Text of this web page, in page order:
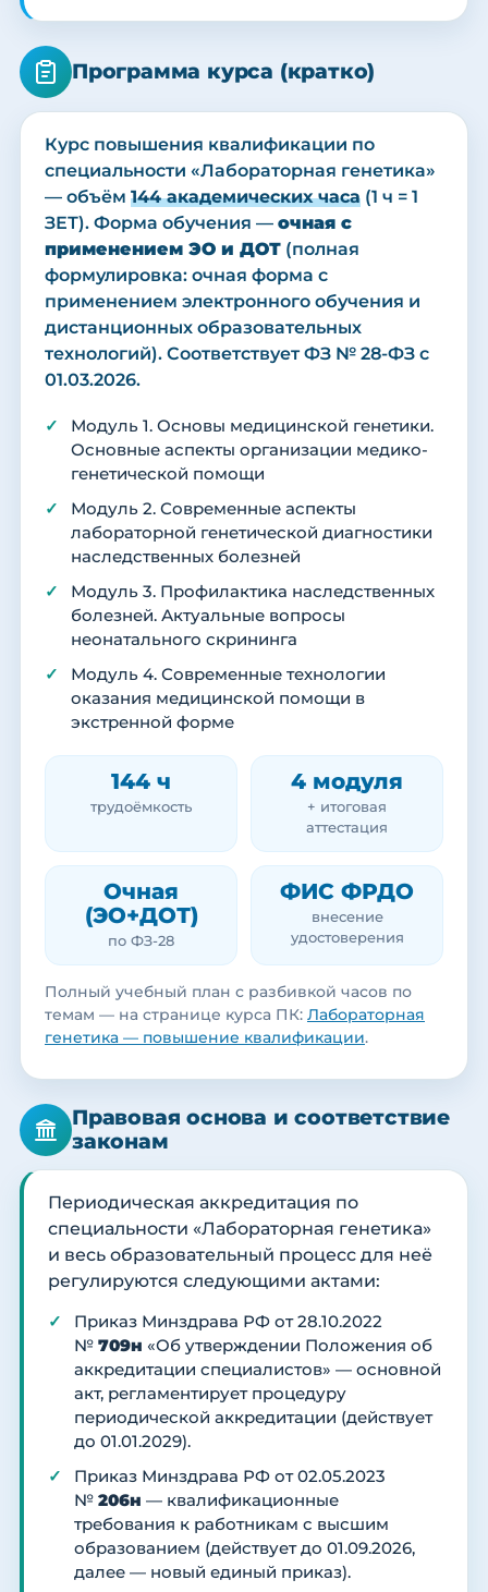
Программа курса (кратко)
Курс повышения квалификации по
специальности «Лабораторная генетика»
— объём 144 академических часа (1 ч = 1
ЗЕТ). Форма обучения — очная с
применением ЭО и ДОТ (полная
формулировка: очная форма с
применением электронного обучения и
дистанционных образовательных
технологий). Соответствует ФЗ № 28-ФЗ с
01.03.2026.
Модуль 1. Основы медицинской генетики.
Основные аспекты организации медико-
генетической помощи
Модуль 2. Современные аспекты
лабораторной генетической диагностики
наследственных болезней
Модуль 3. Профилактика наследственных
болезней. Актуальные вопросы
неонатального скрининга
Модуль 4. Современные технологии
оказания медицинской помощи в
экстренной форме
144 ч
трудоёмкость
4 модуля
+ итоговая
аттестация
Очная
(ЭО+ДОТ)
по ФЗ-28
ФИС ФРДО
внесение
удостоверения
Полный учебный план с разбивкой часов по
темам — на странице курса ПК: Лабораторная
генетика — повышение квалификации.
Правовая основа и соответствие
законам
Периодическая аккредитация по
специальности «Лабораторная генетика»
и весь образовательный процесс для неё
регулируются следующими актами:
Приказ Минздрава РФ от 28.10.2022
№ 709н «Об утверждении Положения об
аккредитации специалистов» — основной
акт, регламентирует процедуру
периодической аккредитации (действует
до 01.01.2029).
Приказ Минздрава РФ от 02.05.2023
№ 206н — квалификационные
требования к работникам с высшим
образованием (действует до 01.09.2026,
далее — новый единый приказ).